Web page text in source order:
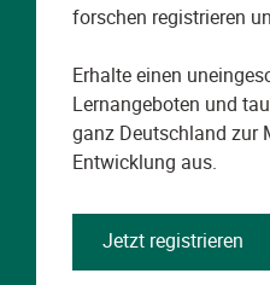
forschen registrieren
Erhalte einen
Lernangeboten und
ganz Deutschland zur
Entwicklung aus.
Jetzt registrieren